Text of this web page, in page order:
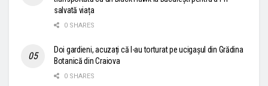
salvată viața
0 SHARES
Doi gardieni, acuzați că l-au torturat pe ucigașul din Grădina
Botanică din Craiova
0 SHARES